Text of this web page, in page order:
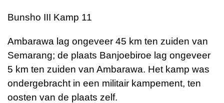
Bunsho III Kamp 11
Ambarawa lag ongeveer 45 km ten zuiden van
Semarang; de plaats Banjoebiroe lag ongeveer
5 km ten zuiden van Ambarawa. Het kamp was
ondergebracht in een militair kampement, ten
oosten van de plaats zelf.